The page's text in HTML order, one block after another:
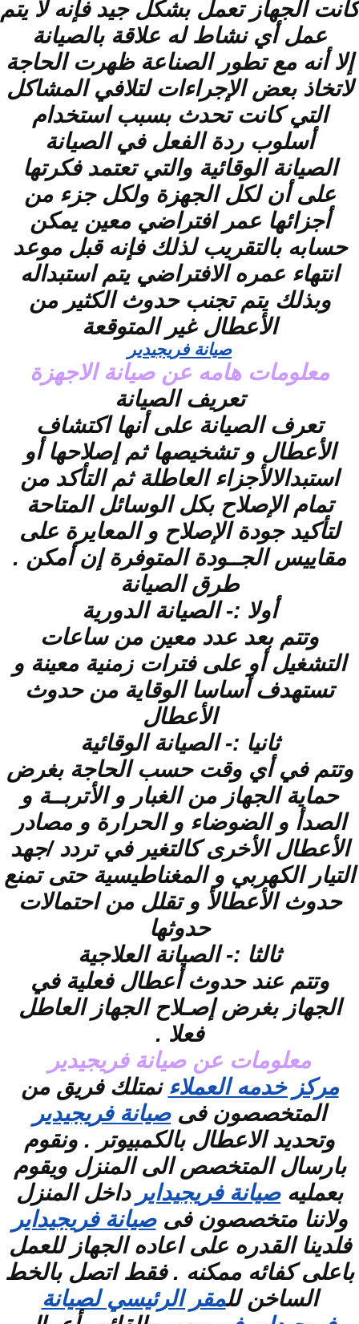
كانت الجهاز تعمل بشكل جيد فإنه لا يتم
عمل أي نشاط له علاقة بالصيانة
إلا أنه مع تطور الصناعة ظهرت الحاجة
لاتخاذ بعض الإجراءات لتلافي المشاكل
التي كانت تحدث بسبب استخدام
أسلوب ردة الفعل في الصيانة
الصيانة الوقائية والتي تعتمد فكرتها
على أن لكل الجهزة ولكل جزء من
أجزائها عمر افتراضي معين يمكن
حسابه بالتقريب لذلك فإنه قبل موعد
انتهاء عمره الافتراضي يتم استبداله
وبذلك يتم تجنب حدوث الكثير من
الأعطال غير المتوقعة
صيانة فريجيدير
معلومات هامه عن صيانة الاجهزة
تعريف الصيانة
تعرف الصيانة على أنها اكتشاف
الأعطال و تشخيصها ثم إصلاحها أو
استبدالالأجزاء العاطلة ثم التأكد من
تمام الإصلاح بكل الوسائل المتاحة
لتأكيد جودة الإصلاح و المعايرة على
مقاييس الجــودة المتوفرة إن أمكن .
طرق الصيانة
أولا :- الصيانة الدورية
وتتم بعد عدد معين من ساعات
التشغيل أو على فترات زمنية معينة و
تستهدف أساسا الوقاية من حدوث
الأعطال
ثانيا :- الصيانة الوقائية
وتتم في أي وقت حسب الحاجة بغرض
حماية الجهاز من الغبار و الأتربــة و
الصدأ و الضوضاء و الحرارة و مصادر
الأعطال الأخرى كالتغير في تردد /جهد
التيار الكهربي و المغناطيسية حتى تمنع
حدوث الأعطالأ و تقلل من احتمالات
حدوثها
ثالثا :- الصيانة العلاجية
وتتم عند حدوث أعطال فعلية في
الجهاز بغرض إصـلاح الجهاز العاطل
فعلا .
معلومات عن صيانة فريجيدير
مركز خدمه العملاء نمتلك فريق من
المتخصصون فىصيانة فريجيدير
وتحديد الاعطال بالكمبيوتر . ونقوم
بارسال المتخصص الى المنزل ويقوم
بعمليهصيانة فريجيداير داخل المنزل
ولاننا متخصصون فىصيانة فريجيداير
فلدينا القدره على اعاده الجهاز للعمل
باعلى كفائه ممكنه . فقط اتصل بالخط
الساخن للمقر الرئيسي لصيانة